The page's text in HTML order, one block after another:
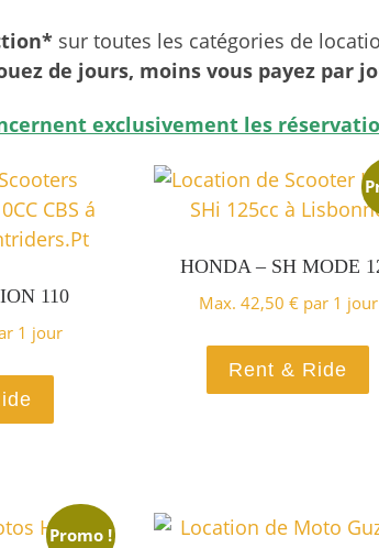
sur toutes les catégories de
de jours, moins vous payez par
exclusivement les
110
1 jour
HONDA – SH MODE
Max. 42,50 €par 1 jour
Rent & Ride
Promo !